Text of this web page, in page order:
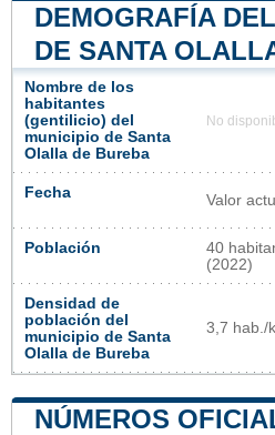
DEMOGRAFÍA
DE SANTA
Nombre de los
habitantes
(gentilicio) del
municipio de Santa
Olalla de Bureba
No
Fecha Valor
Población
40
(2022)
Densidad de
población del
municipio de Santa
Olalla de Bureba
3,7 hab./
NÚMEROS